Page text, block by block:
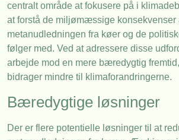
centralt område at fokusere på i
at forstå de miljømæssige konsekvenser
metanudledningen fra køer og de
følger med. Ved at adressere disse
arbejde mod en mere bæredygtig
bidrager mindre til klimaforandringerne.
Bæredygtige løsninger
Der er flere potentielle løsninger til at